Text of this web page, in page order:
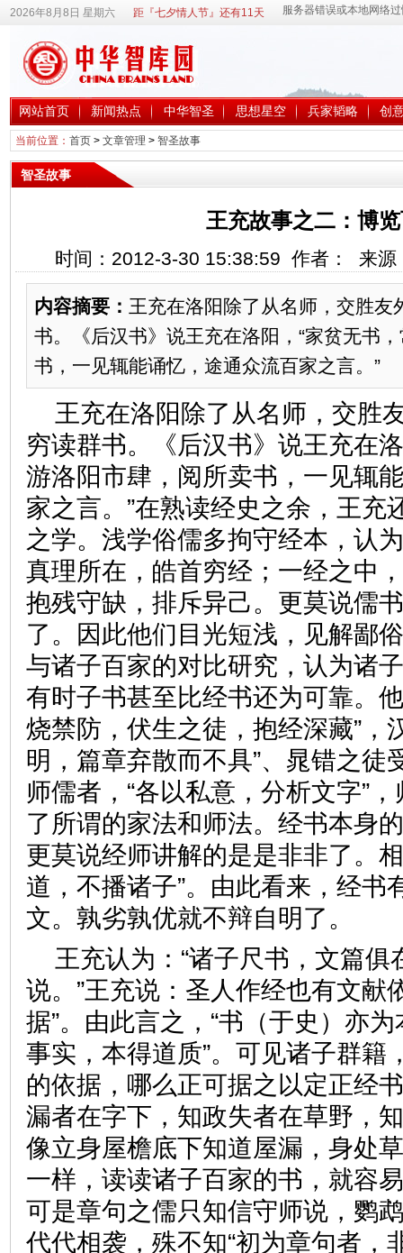
2026年8月8日 星期六 距『七夕情人节』还有11天
网站首页 新闻热点 中华智圣 思想星空 兵家韬略 创
当前位置： 首页> 文章管理 > 智圣故事
智圣故事
王充故事之二：博
时间：2012-3-30 15:38:59 作者： 来
内容摘要： 王充在洛阳除了从名师，交胜友
书。《后汉书》说王充在洛阳，“家贫无书
书，一见辄能诵忆，途通众流百家之言。”
王充在洛阳除了从名师，交胜
穷读群书。《后汉书》说王充在
游洛阳市肆，阅所卖书，一见辄
家之言。”在熟读经史之余，王充
之学。浅学俗儒多拘守经本，认
真理所在，皓首穷经；一经之中
抱残守缺，排斥异己。更莫说儒
了。因此他们目光短浅，见解鄙
与诸子百家的对比研究，认为诸
有时子书甚至比经书还为可靠。
烧禁防，伏生之徒，抱经深藏”，
明，篇章弃散而不具”、晁错之徒
师儒者，“各以私意，分析文字”
了所谓的家法和师法。经书本身
更莫说经师讲解的是是非非了。
道，不播诸子”。由此看来，经书
文。孰劣孰优就不辩自明了。
王充认为：“诸子尺书，文篇俱
说。”王充说：圣人作经也有文献
据”。由此言之，“书（于史）亦
事实，本得道质”。可见诸子群籍
的依据，哪么正可据之以定正经
漏者在字下，知政失者在草野，
像立身屋檐底下知道屋漏，身处
一样，读读诸子百家的书，就容
可是章句之儒只知信守师说，鹦
代代相袭，殊不知“初为章句者，